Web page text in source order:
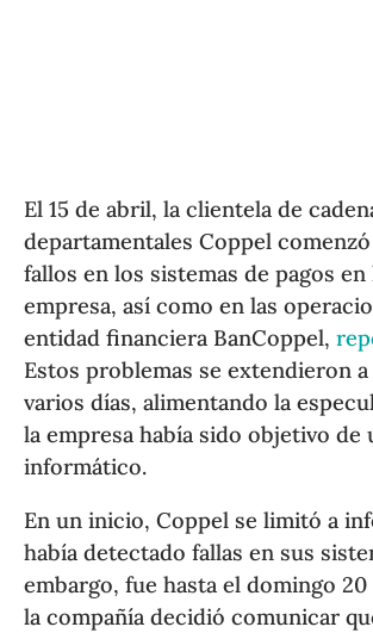
El 15 de abril, la clientela de
departamentales Coppel
fallos en los sistemas de pagos en
empresa, así como en las
entidad financiera BanCoppel,
Estos problemas se extendieron
varios días, alimentando la
la empresa había sido objetivo de
informático.
En un inicio, Coppel se limitó a
había detectado fallas en sus
embargo, fue hasta el domingo
la compañía decidió comunicar